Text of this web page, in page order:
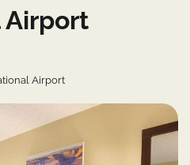
Airport
Airport